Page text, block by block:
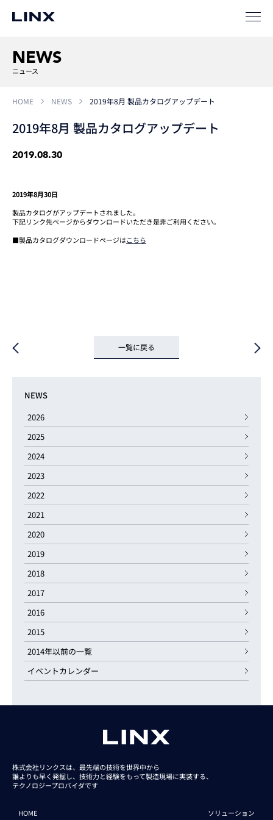
サポート
新卒採用 中途採用
NEWS
ニュース
HOME NEWS 2019年8月 製品カタログアップデート
2019年8月 製品カタログアップデート
2019.08.30
2019年8月30日
製品カタログがアップデートされました。
下記リンク先ページからダウンロードいただき是非ご利用ください。
■製品カタログダウンロードページはこちら
一覧に戻る
NEWS
2026
2025
2024
2023
2022
2021
2020
2019
2018
2017
2016
2015
2014年以前の一覧
イベントカレンダー
株式会社リンクスは、最先端の技術を世界中から
誰よりも早く発掘し、技術力と経験をもって製造現場に実装する、
テクノロジープロバイダです
HOME ソリューション